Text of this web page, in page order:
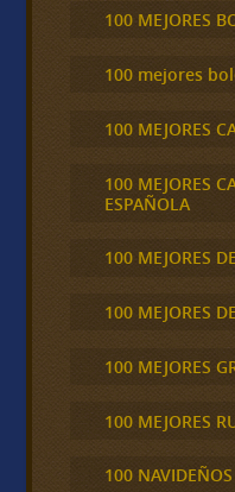
100 MEJORES
100 mejores
100 MEJORES
100 MEJORES
ESPAÑOLA
100 MEJORES
100 MEJORES
100 MEJORES
100 MEJORES
100 NAVIDEÑOS